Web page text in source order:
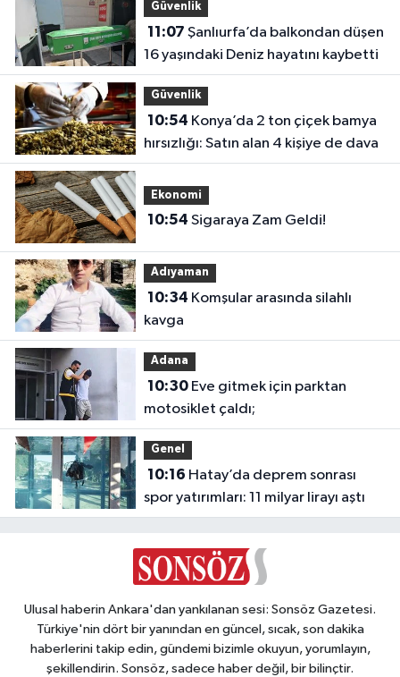
Güvenlik
11:07
16 yaşındaki Deniz hayatını kaybetti
Güvenlik
10:54
hırsızlığı: Satın alan 4 kişiye de dava
Ekonomi
10:54 Sigaraya Zam Geldi!
Adıyaman
10:34
kavga
Adana
10:30Eve gitmek için parktan
motosiklet çaldı;
Genel
10:16
spor yatırımları: 11 milyar lirayı aştı
Ulusal haberin Ankara'dan yankılanan sesi: Sonsöz Gazetesi.
Türkiye'nin dört bir yanından en güncel, sıcak, son dakika
haberlerini takip edin, gündemi bizimle okuyun, yorumlayın,
şekillendirin. Sonsöz, sadece haber değil, bir bilinçtir.